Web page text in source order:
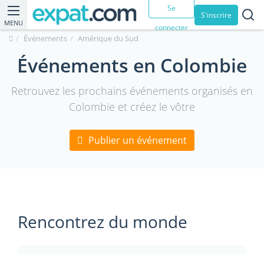
MENU
Se
connecter
S'inscrire
Événements Amérique du Sud
Événements en Colombie
Retrouvez les prochains événements organisés en
Colombie et créez le vôtre
Publier un événement
Rencontrez du monde